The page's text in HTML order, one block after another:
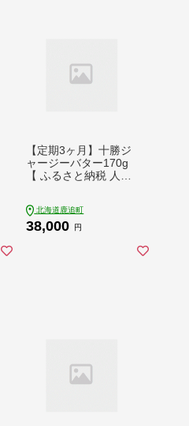
【定期3ヶ月】十勝ジ
ャージーバター170g
【 ふるさと納税 人気
ージーバター 高級 ブ
ランド ご褒美 お取り
北海道鹿追町
38,000 円